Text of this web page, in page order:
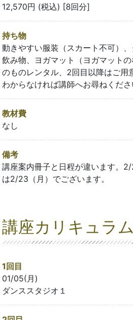
12,570円 (税込) [8回分]
持ち物
動きやすい服装（スカート不可）
飲み物、ヨガマット（ヨガマット
のものレンタル、2回目以降はご用
わからなければ講師へお尋ねくださ
教材費
なし
備考
講座案内冊子と日程が違います。
は2/23（月）でございます。
講座カリキュラム
1回目
01/05(月)
ダンススタジオ１